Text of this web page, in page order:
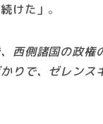
けた」 。
西側諸国の政権
りで、ゼレン